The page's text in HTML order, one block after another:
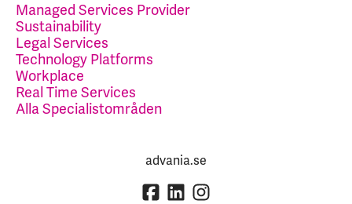
Managed Services Provider
Sustainability
Legal Services
Technology Platforms
Workplace
Real Time Services
Alla Specialistområden
advania.se